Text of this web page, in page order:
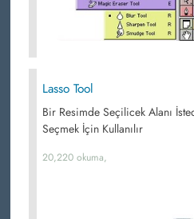
Lasso Tool
Bir Resimde Seçilicek Alanı
Seçmek İçin Kullanılır
20,220 okuma,